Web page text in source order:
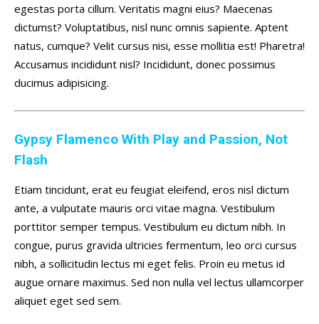
egestas porta cillum. Veritatis magni eius? Maecenas
dictumst? Voluptatibus, nisl nunc omnis sapiente. Aptent
natus, cumque? Velit cursus nisi, esse mollitia est! Pharetra!
Accusamus incididunt nisl? Incididunt, donec possimus
ducimus adipisicing.
Gypsy Flamenco With Play and Passion, Not
Flash
Etiam tincidunt, erat eu feugiat eleifend, eros nisl dictum
ante, a vulputate mauris orci vitae magna. Vestibulum
porttitor semper tempus. Vestibulum eu dictum nibh. In
congue, purus gravida ultricies fermentum, leo orci cursus
nibh, a sollicitudin lectus mi eget felis. Proin eu metus id
augue ornare maximus. Sed non nulla vel lectus ullamcorper
aliquet eget sed sem.